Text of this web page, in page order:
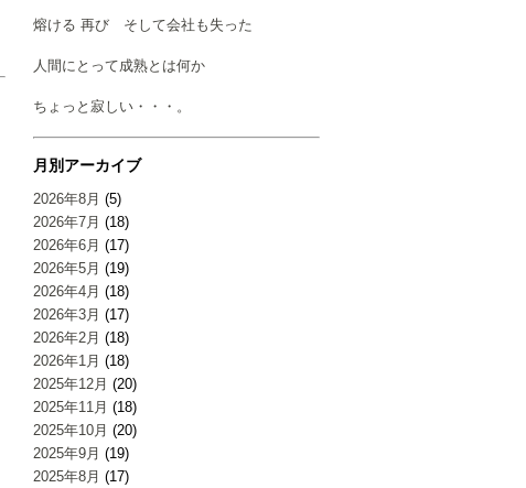
熔ける 再び そして会社も失った
人間にとって成熟とは何か
ちょっと寂しい・・・。
月別アーカイブ
2026年8月 (5)
2026年7月 (18)
2026年6月 (17)
2026年5月 (19)
2026年4月 (18)
2026年3月 (17)
2026年2月 (18)
2026年1月 (18)
2025年12月 (20)
2025年11月 (18)
2025年10月 (20)
2025年9月 (19)
2025年8月 (17)